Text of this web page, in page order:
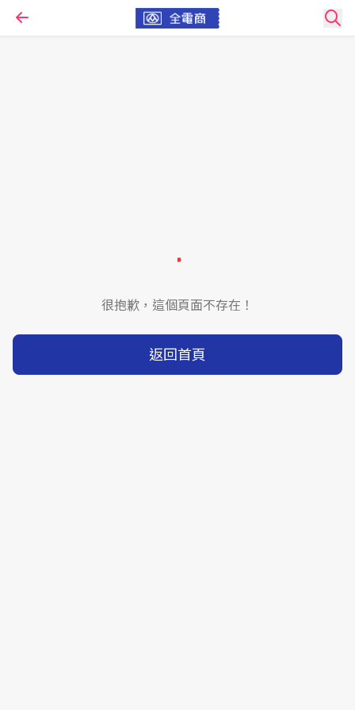
很抱歉，這個頁面不存在！
返回首頁